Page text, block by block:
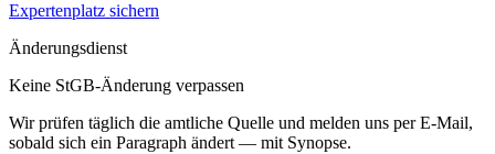
Expertenplatz sichern
Änderungsdienst
Keine StGB-Änderung verpassen
Wir prüfen täglich die amtliche Quelle und melden uns per E-Mail,
sobald sich ein Paragraph ändert — mit Synopse.